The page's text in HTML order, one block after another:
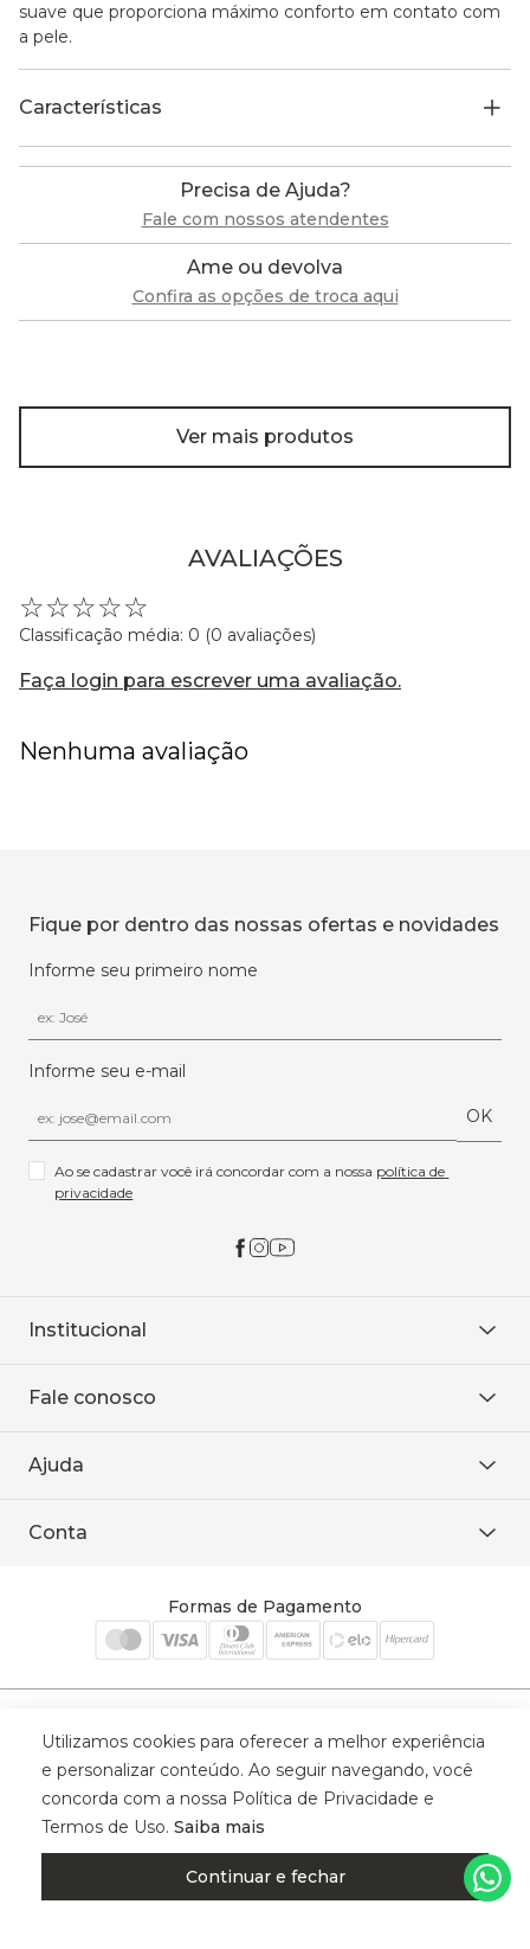
suave que proporciona máximo conforto em contato com
a pele.
Características
Precisa de Ajuda?
Fale com nossos atendentes
Ame ou devolva
Confira as opções de troca aqui
Ver mais produtos
AVALIAÇÕES
☆☆☆☆☆
Classificação média: 0 (0 avaliações)
Faça login para escrever uma avaliação.
Nenhuma avaliação
Fique por dentro das nossas ofertas e novidades
Informe seu primeiro nome
Informe seu e-mail
OK
Ao se cadastrar você irá concordar com a nossa política de
privacidade
Institucional
Onde encontrar
Baixe o APP
Fale conosco
WhatsApp
Ajuda
Política de entrega
Conta
Cadastre-se
Formas de Pagamento
| CNPJ: 59.907.634/0001-75 | Rua Santa Augusta, 409 - Vila
Utilizamos cookies para oferecer a melhor experiência
e personalizar conteúdo. Ao seguir navegando, você
concorda com a nossa Política de Privacidade e
Termos de Uso. Saiba mais
Continuar e fechar